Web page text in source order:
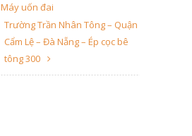
Máy uốn đai
Trường Trần Nhân Tông – Quận
Cẩm Lệ – Đà Nẵng – Ép cọc bê
tông 300